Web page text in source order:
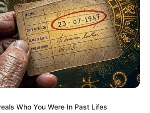
Who You Were In Past Lifes